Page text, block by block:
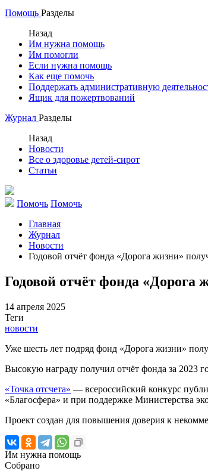
Помощь Разделы
Назад
Им нужна помощь
Им помогли
Если нужна помощь
Как еще помочь
Поддержать административную
Ящик для пожертвований
Журнал Разделы
Назад
Новости
Все о здоровье детей-сирот
Статьи
Помочь Помочь
Главная
Журнал
Новости
Годовой отчёт фонда «Дорога жизни»
Годовой отчёт фонда «Дорога
14 апреля 2025
Теги
новости
Уже шесть лет подряд фонд «Дорога жизни»
Высокую награду получил отчёт фонда за 2023
«Точка отсчета» — всероссийский конкурс
«Благосфера» и при поддержке Министерства
Проект создан для повышения доверия к
Им нужна помощь
Собрано